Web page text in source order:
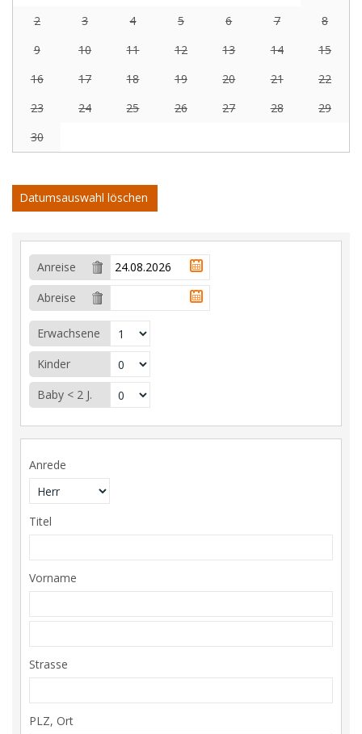
2
3 4 5 6 7
8
9
10 11 12 13 14
15
16
17 18 19 20 21
22
23
24 25 26 27 28
29
30
Datumsauswahl löschen
Anreise
Abreise
Erwachsene
Kinder
Baby < 2 J.
Anrede
Titel
Vorname
Strasse
PLZ, Ort